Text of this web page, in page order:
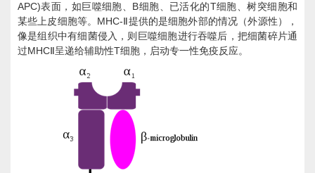
APC)表面，如巨噬细胞、 B细胞、已活化的T细胞、树突细胞和
某些上皮细胞等。 MHC- Ⅱ提供的是细胞外部的情况（外源性），
像是组织中有细菌侵入，则巨噬细胞进行吞噬后，把细菌碎片通
过MHC Ⅱ呈递给辅助性T细胞，启动专一性免疫反应。